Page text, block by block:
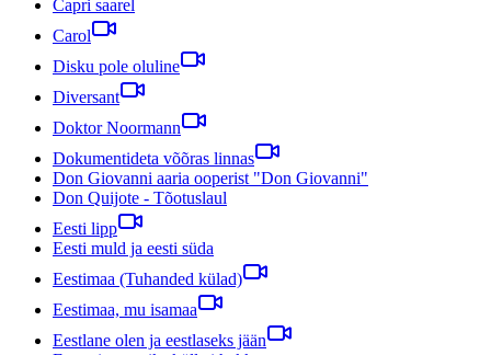
Capri saarel
Carol
Disku pole oluline
Diversant
Doktor Noormann
Dokumentideta võõras linnas
Don Giovanni aaria ooperist "Don Giovanni"
Don Quijote - Tõotuslaul
Eesti lipp
Eesti muld ja eesti süda
Eestimaa (Tuhanded külad)
Eestimaa, mu isamaa
Eestlane olen ja eestlaseks jään